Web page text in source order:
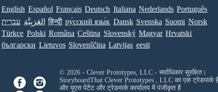
English Español Français Deutsch Italiana Nederlands Português
עברית العَرَبِيَّة हिन्दी ру́сский язы́к Dansk Svenska Suomi Norsk
Türkçe Polski Româna Ceština Slovenský Magyar Hrvatski
български Lietuvos Slovenščina Latvijas eesti
© 2026 - Clever Prototypes, LLC - सर्वाधिकार सुरक्षित।
StoryboardThat Clever Prototypes , LLCका एक ट्रेडमार्क
और यूएस पेटेंट और ट्रेडमार्क कार्यालय में पंजीकृत है